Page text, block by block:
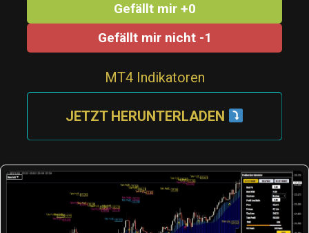
Gefällt mir +0
Gefällt mir nicht -1
MT4 Indikatoren
JETZT HERUNTERLADEN